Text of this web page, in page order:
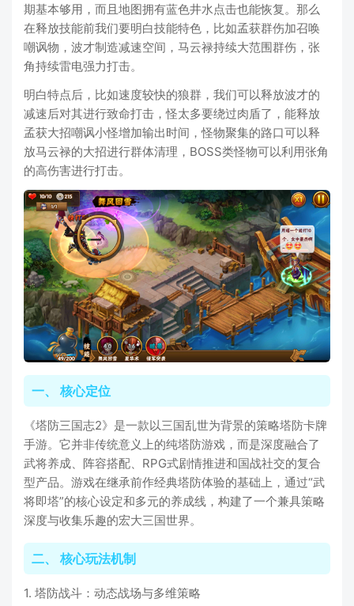
期基本够用，而且地图拥有蓝色井水点击也能恢复。那么
在释放技能前我们要明白技能特色，比如孟获群伤加召唤
嘲讽物，波才制造减速空间，马云禄持续大范围群伤，张
角持续雷电强力打击。
明白特点后，比如速度较快的狼群，我们可以释放波才的
减速后对其进行致命打击，怪太多要绕过肉盾了，能释放
孟获大招嘲讽小怪增加输出时间，怪物聚集的路口可以释
放马云禄的大招进行群体清理，BOSS类怪物可以利用张角
的高伤害进行打击。
一、 核心定位
《塔防三国志2》是一款以三国乱世为背景的策略塔防卡牌
手游。它并非传统意义上的纯塔防游戏，而是深度融合了
武将养成、阵容搭配、RPG式剧情推进和国战社交的复合
型产品。游戏在继承前作经典塔防体验的基础上，通过“武
将即塔”的核心设定和多元的养成线，构建了一个兼具策略
深度与收集乐趣的宏大三国世界。
二、 核心玩法机制
1. 塔防战斗：动态战场与多维策略